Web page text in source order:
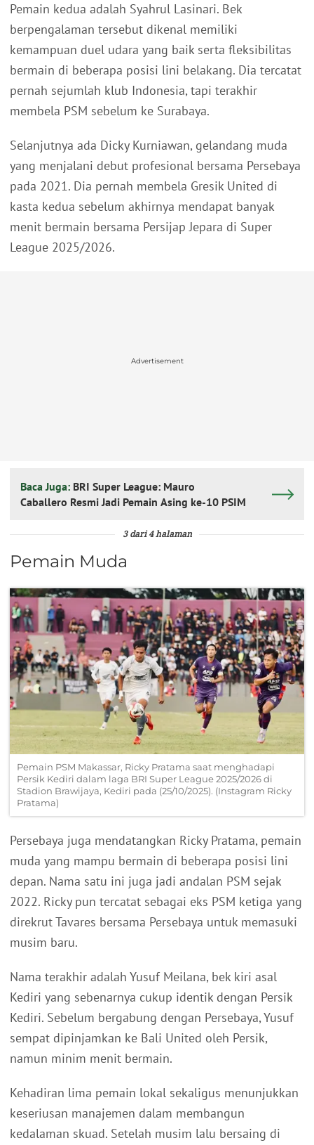
Pemain kedua adalah Syahrul Lasinari. Bek
berpengalaman tersebut dikenal memiliki
kemampuan duel udara yang baik serta fleksibilitas
bermain di beberapa posisi lini belakang. Dia tercatat
pernah sejumlah klub Indonesia, tapi terakhir
membela PSM sebelum ke Surabaya.
Selanjutnya ada Dicky Kurniawan, gelandang muda
yang menjalani debut profesional bersama Persebaya
pada 2021. Dia pernah membela Gresik United di
kasta kedua sebelum akhirnya mendapat banyak
menit bermain bersama Persijap Jepara di Super
League 2025/2026.
Advertisement
Baca Juga: BRI Super League: Mauro
Caballero Resmi Jadi Pemain Asing ke-10 PSIM
3 dari 4 halaman
Pemain Muda
Pemain PSM Makassar, Ricky Pratama saat menghadapi
Persik Kediri dalam laga BRI Super League 2025/2026 di
Stadion Brawijaya, Kediri pada (25/10/2025). (Instagram Ricky
Pratama)
Persebaya juga mendatangkan Ricky Pratama, pemain
muda yang mampu bermain di beberapa posisi lini
depan. Nama satu ini juga jadi andalan PSM sejak
2022. Ricky pun tercatat sebagai eks PSM ketiga yang
direkrut Tavares bersama Persebaya untuk memasuki
musim baru.
Nama terakhir adalah Yusuf Meilana, bek kiri asal
Kediri yang sebenarnya cukup identik dengan Persik
Kediri. Sebelum bergabung dengan Persebaya, Yusuf
sempat dipinjamkan ke Bali United oleh Persik,
namun minim menit bermain.
Kehadiran lima pemain lokal sekaligus menunjukkan
keseriusan manajemen dalam membangun
kedalaman skuad. Setelah musim lalu bersaing di